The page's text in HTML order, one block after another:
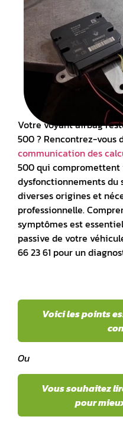
Votrevoyant airbag
500 ? Rencontrez-vous
communication des
500qui compromettent
dysfonctionnements du
diverses origines et
professionnelle.
symptômes est
passive de votre
66 23 61 pour un
Voici les points
Ou
Vous souhaitez
pour